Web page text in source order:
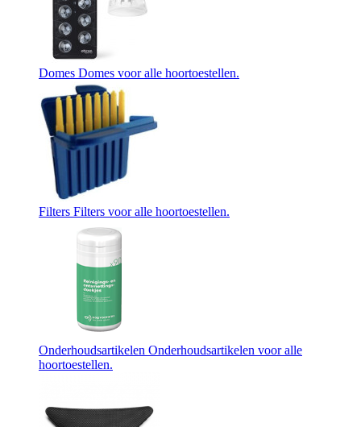
Domes Domes voor alle hoortoestellen.
Filters Filters voor alle hoortoestellen.
Onderhoudsartikelen Onderhoudsartikelen voor alle
hoortoestellen.